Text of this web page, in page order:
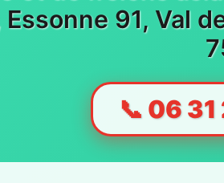
91, Val
📞 06